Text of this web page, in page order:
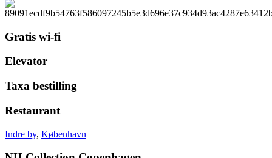
Gratis wi-fi
Elevator
Taxa bestilling
Restaurant
Indre by, København